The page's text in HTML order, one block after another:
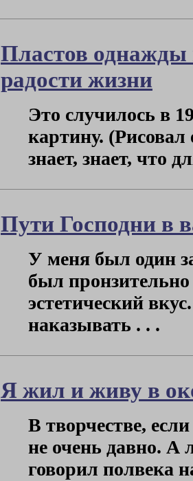
Пластов однажды
радости жизни
Это случилось в
картину. (Рисовал
знает, знает, что
Пути Господни в
У меня был один
был
эстетический
наказывать . . .
Я жил и живу в
В творчестве,
не очень давно.
говорил полвека